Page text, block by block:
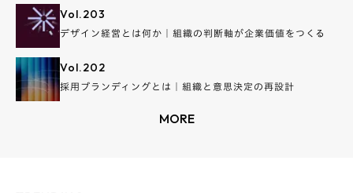
Vol.203
デザイン経営とは何か｜組織の判断軸が企業価値をつくる
Vol.202
採用ブランディングとは｜組織と意思決定の再設計
MORE